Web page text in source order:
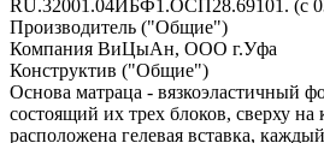
RU.32001.04ИБФ1.ОСП28.69101. (с
Производитель ("Общие")
Компания ВиЦыАн, ООО г.Уфа
Конструктив ("Общие")
Основа матраца - вязкоэластичный
состоящий их трех блоков, сверху на
расположена гелевая вставка,